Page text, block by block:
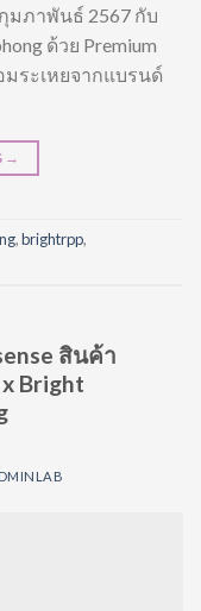
มภาพันธ์ 2567 กับ
ด้วย Premium
อมระเหยจากแบรนด์
→
,brightrpp,
สินค้า
Bright